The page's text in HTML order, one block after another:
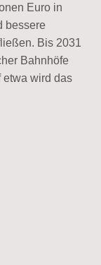
Euro in
bessere
Bis 2031
Bahnhöfe
etwa wird das